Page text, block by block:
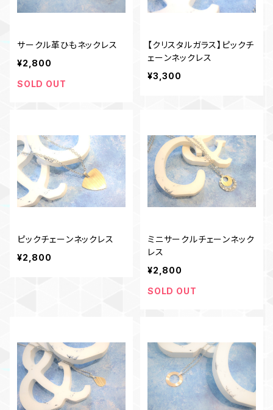
サークル革ひもネックレス
¥2,800
SOLD OUT
【クリスタルガラス】ピックチ
ェーンネックレス
¥3,300
ピックチェーンネックレス
¥2,800
ミニサークルチェーンネック
レス
¥2,800
SOLD OUT